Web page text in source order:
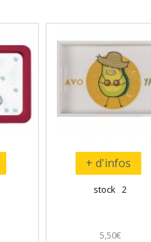
+ d'infos
stock 2
5,50€